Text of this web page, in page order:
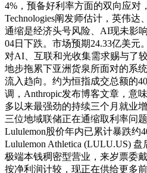
4%，预备好利率方面的双向应对
Technologies阐发师估计，英伟达
通缩是经济头号风险、AI现未影
04日下跌。市场预期24.33亿美元
对AI、互联和光收集需求赐与了
地步拖累下亚洲货泉所面对的系
流入趋向。约为恒指成交总额的
调，Anthropic发布博客文章，意
多以来最强劲的持续三个月就业
三位地域联储正在通缩取利率问
Lululemon股价年内已累计暴跌约
Lululemon Athletica (LULU.US)
极端本钱稠密型营业，来岁票委
按净利润计较，现正在供给更多